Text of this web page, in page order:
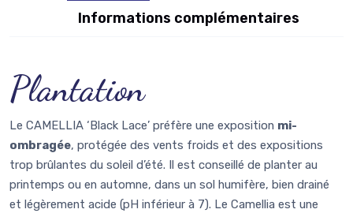
Informations complémentaires
Plantation
Le CAMELLIA ‘Black Lace’ préfère une exposition mi-
ombragée, protégée des vents froids et des expositions
trop brûlantes du soleil d’été. Il est conseillé de planter au
printemps ou en automne, dans un sol humifère, bien drainé
et légèrement acide (pH inférieur à 7). Le Camellia est une